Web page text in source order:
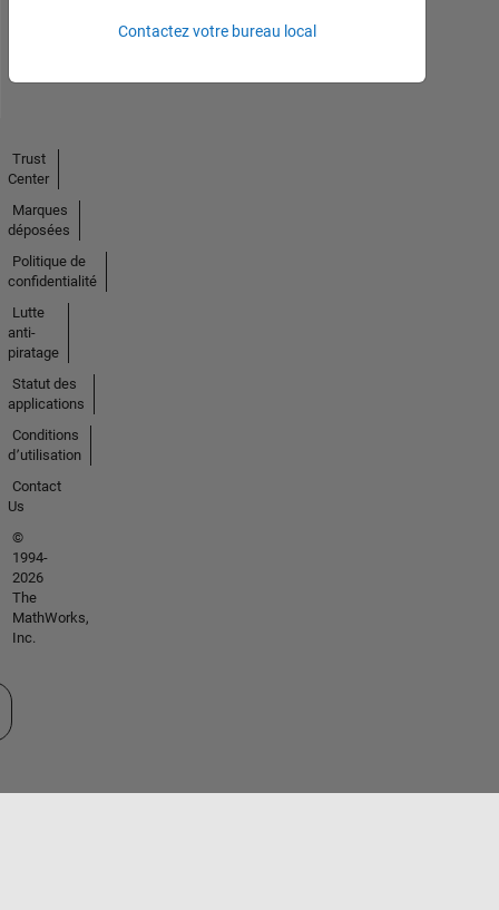
Contactez votre bureau local
Trust
Center
Marques
déposées
Politique de
confidentialité
Lutte
anti-
piratage
Statut des
applications
Conditions
d՚utilisation
Contact
Us
©
1994-
2026
The
MathWorks,
Inc.
un site web